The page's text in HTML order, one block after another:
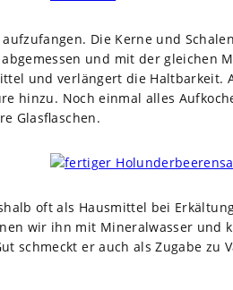
Die Kerne und
und mit der glei­chen
und ver­län­gert die Halt­bar­keit.
hinzu. Noch ein­mal alles
Glas­fla­schen.
oft als Haus­mit­tel bei
wir ihn mit Mine­ral­was­ser und
schmeckt er auch als Zugabe zu